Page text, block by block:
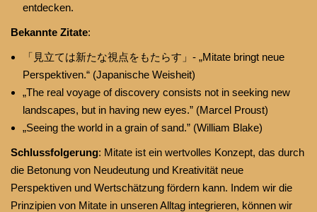
entdecken.
Bekannte Zitate:
「見立ては新たな視点をもたらす」- „Mitate bringt neue
Perspektiven.“ (Japanische Weisheit)
„The real voyage of discovery consists not in seeking new
landscapes, but in having new eyes.” (Marcel Proust)
„Seeing the world in a grain of sand.” (William Blake)
Schlussfolgerung: Mitate ist ein wertvolles Konzept, das durch
die Betonung von Neudeutung und Kreativität neue
Perspektiven und Wertschätzung fördern kann. Indem wir die
Prinzipien von Mitate in unseren Alltag integrieren, können wir